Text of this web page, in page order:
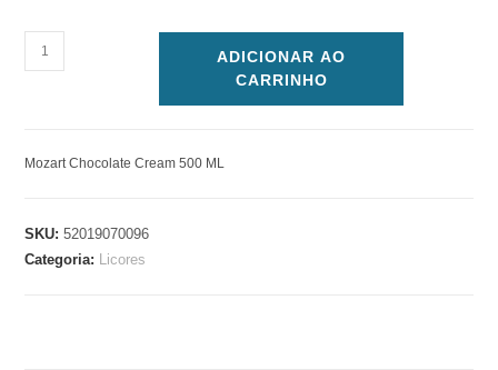
ADICIONAR AO
CARRINHO
Mozart Chocolate Cream 500 ML
SKU:52019070096
Categoria: Licores